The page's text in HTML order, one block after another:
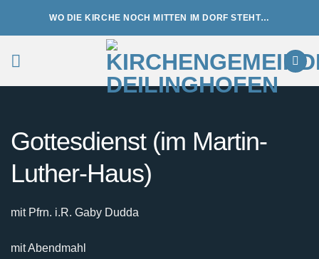
WO DIE KIRCHE NOCH MITTEN IM DORF STEHT…
Gottesdienst (im Martin-
Luther-Haus)
mit Pfrn. i.R. Gaby Dudda
mit Abendmahl